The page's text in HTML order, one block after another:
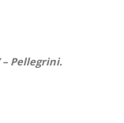
Pellegrini.